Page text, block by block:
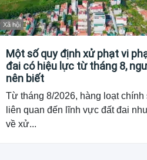
Xã hội
Một số quy định xử phạt vi
đai có hiệu lực từ tháng 8,
nên biết
Từ tháng 8/2026, hàng loạt chính
liên quan đến lĩnh vực đất đai
về xử...